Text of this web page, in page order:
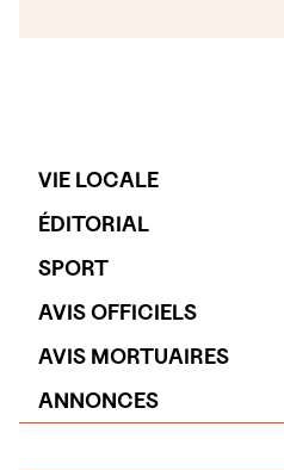
VIE LOCALE
ÉDITORIAL
SPORT
AVIS OFFICIELS
AVIS MORTUAIRES
ANNONCES